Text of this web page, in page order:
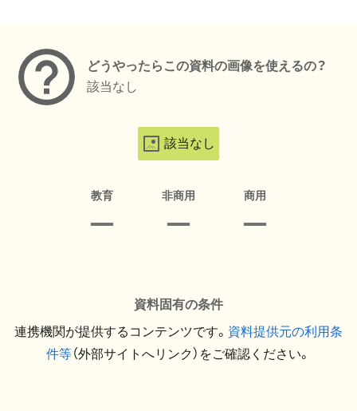
どうやったらこの資料の画像を使えるの？
該当なし
該当なし
教育 非商用 商用
資料固有の条件
連携機関が提供するコンテンツです。 資料提供元の利用条
件等（外部サイトへリンク）をご確認ください。